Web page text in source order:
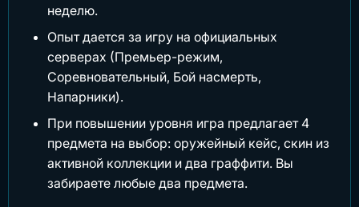
неделю.
Опыт дается за игру на официальных
серверах (Премьер-режим,
Соревновательный, Бой насмерть,
Напарники).
При повышении уровня игра предлагает 4
предмета на выбор: оружейный кейс, скин из
активной коллекции и два граффити. Вы
забираете любые два предмета.